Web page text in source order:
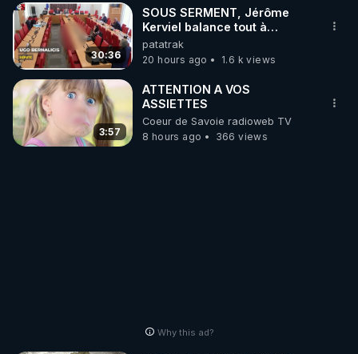
30:36
SOUS SERMENT, Jérôme
Kerviel balance tout à
l'Assemblée !
patatrak
20 hours ago
1.6 k views
3:57
ATTENTION A VOS
ASSIETTES
Coeur de Savoie radioweb TV
8 hours ago
366 views
Why this ad?